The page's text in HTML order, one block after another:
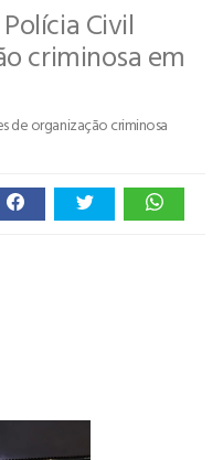
Civil
criminosa em
de organização criminosa